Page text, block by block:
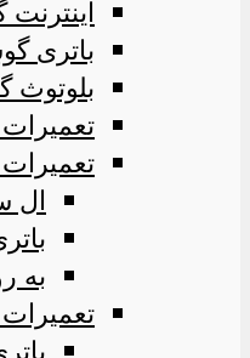
باتری
بلوتوث
ال
به